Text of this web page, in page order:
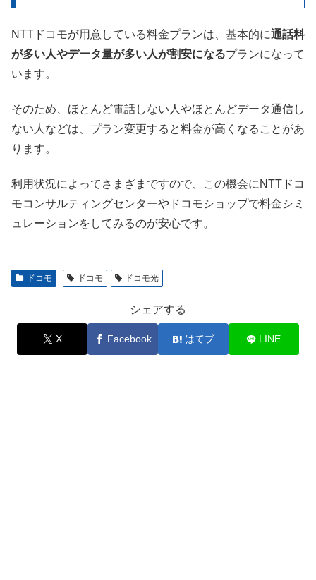
NTTドコモが用意している料金プランは、基本的に通話料
が多い人やデータ量が多い人が割安になるプランになって
います。
そのため、ほとんど電話しない人やほとんどデータ通信し
ない人などは、プラン変更すると料金が高くなることがあ
ります。
利用状況によってさまざまですので、この機会にNTTドコ
モコンサルティングセンターやドコモショップで料金シミ
ュレーションをしてみるのが安心です。
ドコモ ドコモ ドコモ光
シェアする
X Facebook はてブ LINE